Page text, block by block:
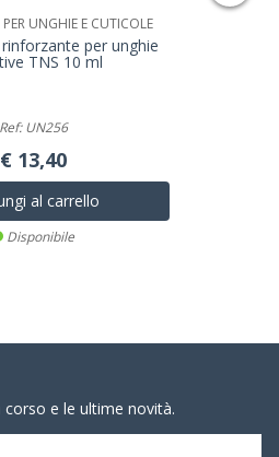
UNGHIE E CUTICOLE
per unghie
TNS 10 ml
Ref: UN256
€ 13,40
al carrello
Disponibile
e le ultime novità.